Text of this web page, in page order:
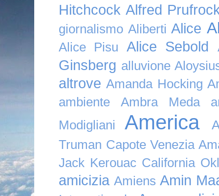
Hitchcock Alfred
giornalismo Aliberti Alice
Alice Pisu Alice Sebold
Ginsberg alluvione
altrove Amanda Hocking
ambiente
Ambra Meda
Modigliani
America
Truman Capote Venezia
Jack Kerouac California
amicizia Amiens Amin